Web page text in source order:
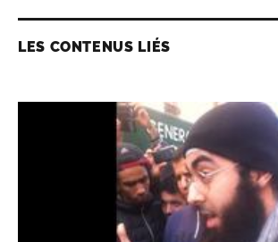
LES CONTENUS LIÉS